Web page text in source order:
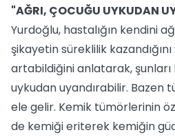
"AĞRI, ÇOCUĞU UYKUDAN
Yurdoğlu, hastalığın kendini
şikayetin süreklilik
artabildiğini anlatarak, şunları
uykudan uyandırabilir. Bazen
ele gelir. Kemik tümörlerinin
de kemiği eriterek kemiğin